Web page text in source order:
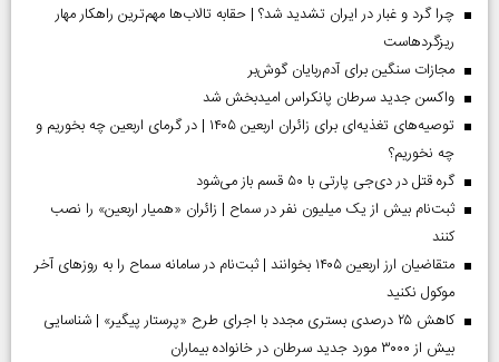
چرا گرد و غبار در ایران تشدید شد؟ | حقابه تالاب‌ها مهم‌ترین راهکار مهار
ریزگردهاست
مجازات سنگین برای آدم‌ربایان گوش‌بر
واکسن جدید سرطان پانکراس امیدبخش شد
توصیه‌های تغذیه‌ای برای زائران اربعین ۱۴۰۵ | در گرمای اربعین چه بخوریم و
چه نخوریم؟
گره قتل در دی‌جی پارتی با ۵۰ قسم باز می‌شود
ثبت‌نام بیش از یک میلیون نفر در سماح | زائران «همیار اربعین» را نصب
کنند
متقاضیان ارز اربعین ۱۴۰۵ بخوانند | ثبت‌نام در سامانه سماح را به روز‌های آخر
موکول نکنید
کاهش ۲۵ درصدی بستری مجدد با اجرای طرح «پرستار پیگیر» | شناسایی
بیش از ۳۰۰۰ مورد جدید سرطان در خانواده بیماران